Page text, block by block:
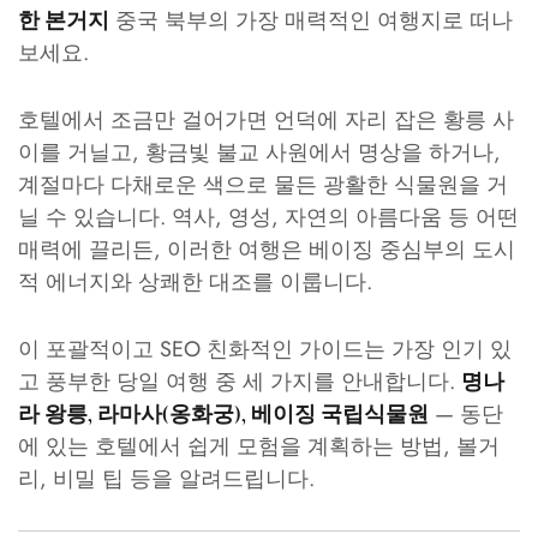
한 본거지 중국 북부의 가장 매력적인 여행지로 떠나
보세요.
호텔에서 조금만 걸어가면 언덕에 자리 잡은 황릉 사
이를 거닐고, 황금빛 불교 사원에서 명상을 하거나,
계절마다 다채로운 색으로 물든 광활한 식물원을 거
닐 수 있습니다. 역사, 영성, 자연의 아름다움 등 어떤
매력에 끌리든, 이러한 여행은 베이징 중심부의 도시
적 에너지와 상쾌한 대조를 이룹니다.
이 포괄적이고 SEO 친화적인 가이드는 가장 인기 있
고 풍부한 당일 여행 중 세 가지를 안내합니다. 명나
라 왕릉, 라마사(옹화궁), 베이징 국립식물원 — 동단
에 있는 호텔에서 쉽게 모험을 계획하는 방법, 볼거
리, 비밀 팁 등을 알려드립니다.